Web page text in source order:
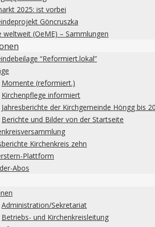
2025: ist vorbei
Göncruszka
weltweit (OeME) – Sammlungen
“Reformiert.lokal”
Momente (reformiert.)
Kirchenpflege informiert
Jahresberichte der Kirchgemeinde Höngg bis
Berichte und Bilder von der Startseite
Kirchenkreis zehn
Plattform
Abos
Administration/Sekretariat
Betriebs- und Kirchenkreisleitung